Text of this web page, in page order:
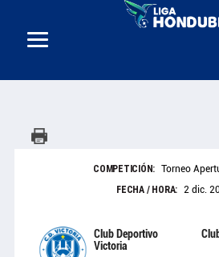
COMPETICIÓN: Torneo
FECHA / HORA: 2 dic.
Club Deportivo
Victoria